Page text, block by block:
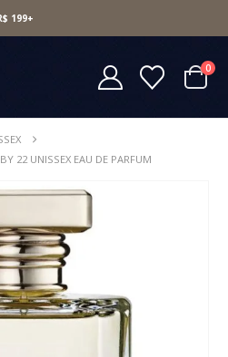
199+
0
22 UNISSEX EAU DE PARFUM